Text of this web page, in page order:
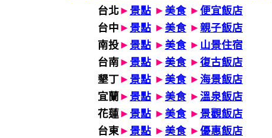
台北► 景點 ► 美食 ► 便宜飯店
台中 ► 景點 ► 美食 ► 親子飯店
南投► 景點 ► 美食 ► 山景住宿
台南► 景點 ► 美食 ► 復古飯店
墾丁► 景點 ► 美食 ► 海景飯店
宜蘭► 景點 ► 美食 ► 溫泉飯店
花蓮► 景點 ► 美食 ► 景觀飯店
台東► 景點 ► 美食 ► 優惠飯店